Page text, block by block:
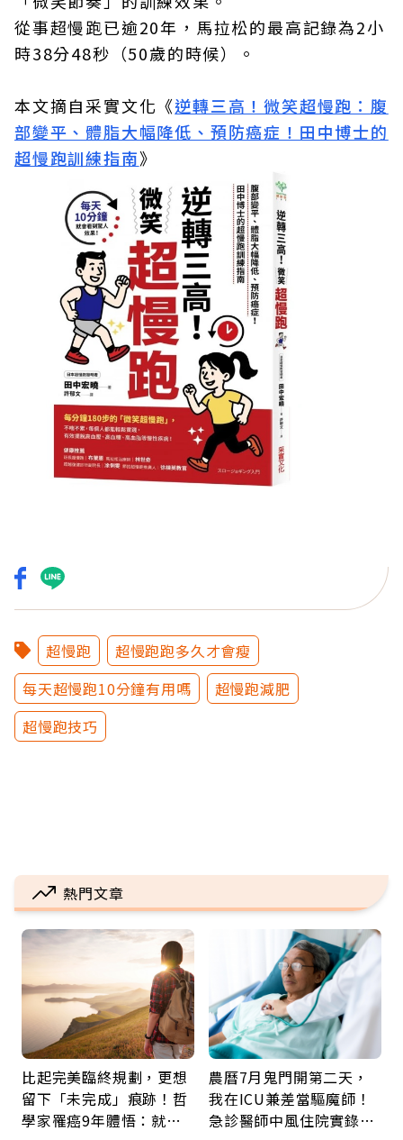
從事超慢跑已逾20年，馬拉松的最高記錄為2小
時38分48秒（50歲的時候）。
本文摘自采實文化《逆轉三高！微笑超慢跑：腹
部變平、體脂大幅降低、預防癌症！田中博士的
超慢跑訓練指南》
超慢跑
超慢跑跑多久才會瘦
每天超慢跑10分鐘有用嗎
超慢跑減肥
超慢跑技巧
熱門文章
比起完美臨終規劃，更想
留下「未完成」痕跡！哲
學家罹癌9年體悟：就算
農曆7月鬼門開第二天，
我在ICU兼差當驅魔師！
急診醫師中風住院實錄：